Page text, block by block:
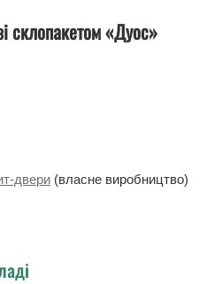
склопакетом «Дуос»
двери (власне виробництво)